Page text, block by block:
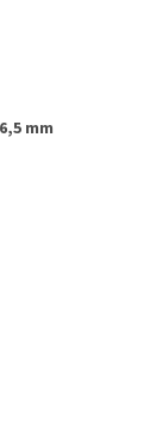
mm